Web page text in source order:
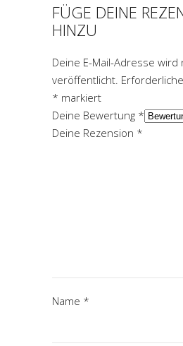
FÜGE DEINE
HINZU
Deine E-Mail-Adresse wird
veröffentlicht.
* markiert
Deine Bewertung *
Deine Rezension *
Name *